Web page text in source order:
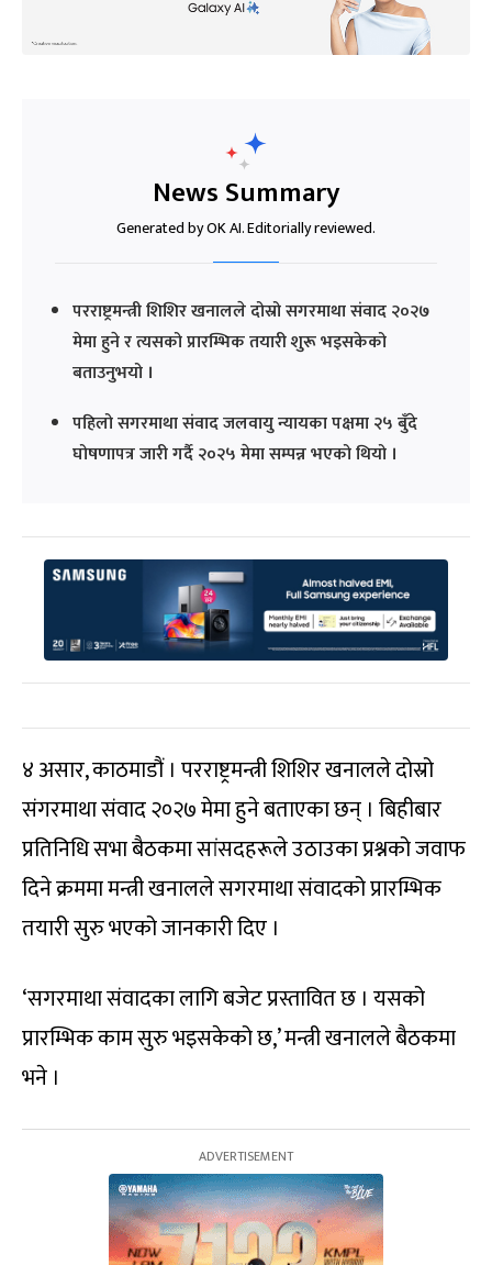
News Summary
Generated by OK AI. Editorially reviewed.
परराष्ट्रमन्त्री शिशिर खनालले दोस्रो सगरमाथा संवाद २०२७
मेमा हुने र त्यसको प्रारम्भिक तयारी शुरू भइसकेको
बताउनुभयो ।
पहिलो सगरमाथा संवाद जलवायु न्यायका पक्षमा २५ बुँदे
घोषणापत्र जारी गर्दै २०२५ मेमा सम्पन्न भएको थियो ।
४ असार, काठमाडौं । परराष्ट्रमन्त्री शिशिर खनालले दोस्रो
संगरमाथा संवाद २०२७ मेमा हुने बताएका छन् । बिहीबार
प्रतिनिधि सभा बैठकमा सांसदहरूले उठाउका प्रश्नको जवाफ
दिने क्रममा मन्त्री खनालले सगरमाथा संवादको प्रारम्भिक
तयारी सुरु भएको जानकारी दिए ।
‘सगरमाथा संवादका लागि बजेट प्रस्तावित छ । यसको
प्रारम्भिक काम सुरु भइसकेको छ,’ मन्त्री खनालले बैठकमा
भने ।